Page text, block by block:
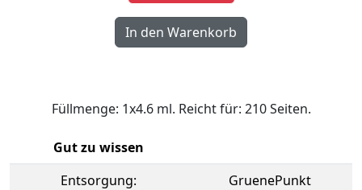
Füllmenge: 1x4.6 ml. Reicht für: 210 Seiten.
Gut zu wissen
Entsorgung:
GruenePunkt